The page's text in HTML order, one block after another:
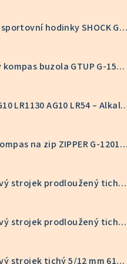
Pánské sportovní hodinky SHOCK GT-1050B
Mapový kompas buzola GTUP G-1551
Vinnic G10 LR1130 AG10 LR54 –
GTUP Kompas na zip ZIPPER G-12011
Hodinový strojek prodloužený tichý 16/22 mm 6168S
Hodinový strojek prodloužený tichý KOV 9/16 mm 6168S
Hodinový strojek tichý 5/12 mm 6168S